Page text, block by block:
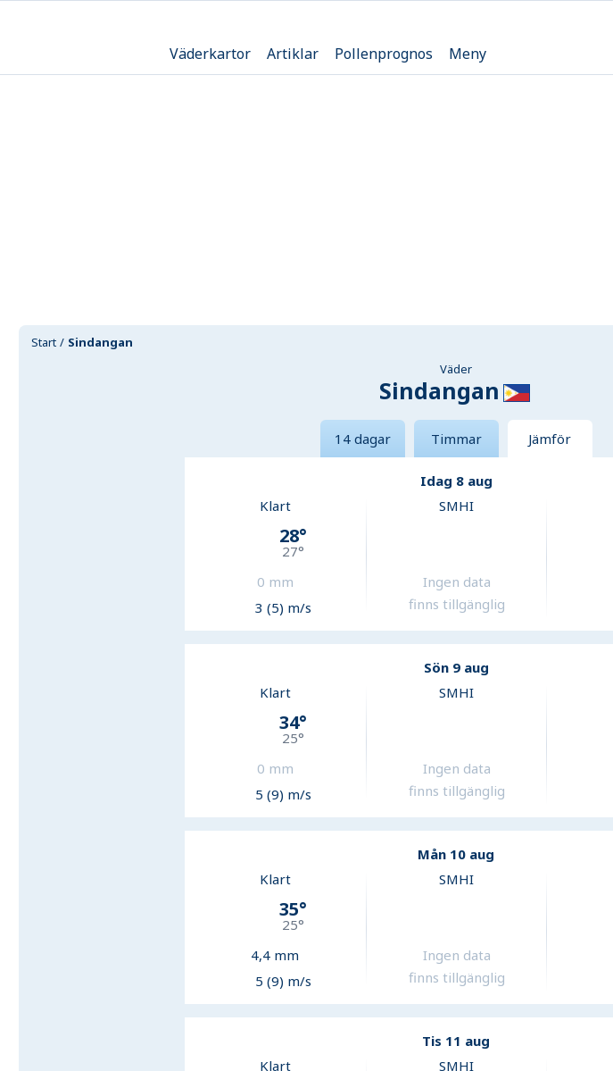
Väderkartor Artiklar Pollenprognos Meny
Start Sindangan
Väder
Sindangan
14 dagar Timmar Jämför
Idag 8 aug
Klart
28°
27°
0 mm
3 (5) m/s
SMHI
Ingen data
finns tillgänglig
Sön 9 aug
Klart
34°
25°
0 mm
5 (9) m/s
SMHI
Ingen data
finns tillgänglig
Mån 10 aug
Klart
35°
25°
4,4 mm
5 (9) m/s
SMHI
Ingen data
finns tillgänglig
Tis 11 aug
Klart
SMHI